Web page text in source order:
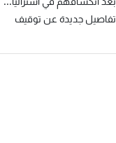
تفاصيل جديدة عن توقيف